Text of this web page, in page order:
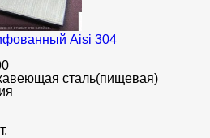
Aisi 304
сталь(пищевая)